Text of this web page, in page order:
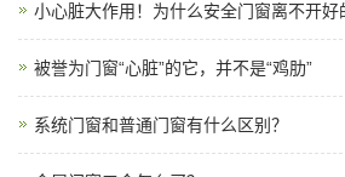
小心脏大作用！为什么安全门窗离不开好
被誉为门窗“心脏”的它，并不是“鸡肋”
系统门窗和普通门窗有什么区别？